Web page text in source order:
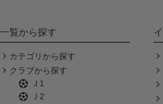
一覧から探す
カテゴリから探す
クラブから探す
Ｊ1
Ｊ2